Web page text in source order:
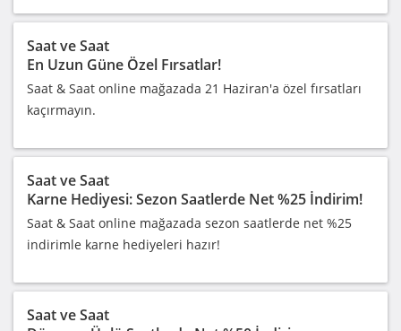
Saat ve Saat
En Uzun Güne Özel Fırsatlar!
Saat & Saat online mağazada 21 Haziran'a özel fırsatları
kaçırmayın.
Saat ve Saat
Karne Hediyesi: Sezon Saatlerde Net %25 İndirim!
Saat & Saat online mağazada sezon saatlerde net %25
indirimle karne hediyeleri hazır!
Saat ve Saat